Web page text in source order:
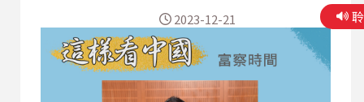
上的三角形播放鍵圖案收聽，或透過Podcast平台
搜尋「這樣看中國 富察時間」收聽。) 【與節目
互動】 EMAIL: 2020@rti.org.tw、
20200203news@gmail.com PODCAST：SOUND
2023-12-21